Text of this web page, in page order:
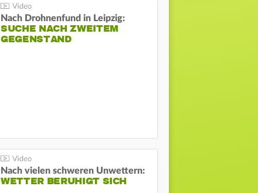
Nach Drohnenfund in Leipzig:
SUCHE NACH ZWEITEM
GEGENSTAND
Nach vielen schweren Unwettern:
WETTER BERUHIGT SICH